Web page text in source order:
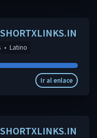
SHORTXLINKS.IN
• Latino
Ir al enlace
SHORTXLINKS.IN